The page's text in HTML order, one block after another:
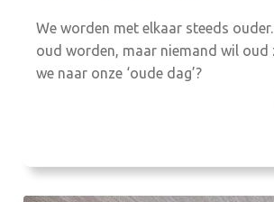
We worden met elkaar steeds
oud worden, maar niemand wil oud
we naar onze ‘oude dag’?